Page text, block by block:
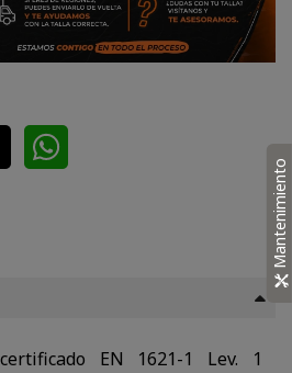
EN 1621-1 Lev. 1
Mantenimiento